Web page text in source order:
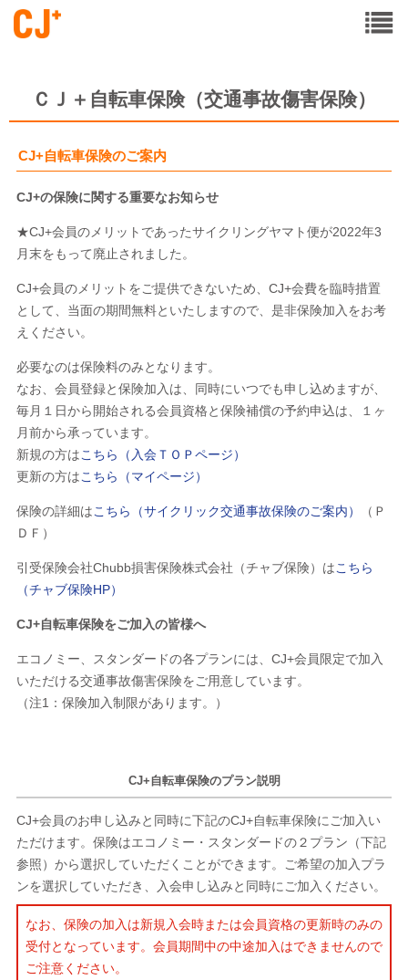
ＣＪ＋自転車保険（交通事故傷害保険）
CJ+自転車保険のご案内
CJ+の保険に関する重要なお知らせ
★CJ+会員のメリットであったサイクリングヤマト便が2022年3
月末をもって廃止されました。
CJ+会員のメリットをご提供できないため、CJ+会費を臨時措置
として、当面の期間無料といたしますので、是非保険加入をお考
えください。
必要なのは保険料のみとなります。
なお、会員登録と保険加入は、同時にいつでも申し込めますが、
毎月１日から開始される会員資格と保険補償の予約申込は、１ヶ
月前から承っています。
新規の方はこちら（入会ＴＯＰページ）
更新の方はこちら（マイページ）
保険の詳細はこちら（サイクリック交通事故保険のご案内）
（Ｐ
ＤＦ）
引受保険会社Chubb損害保険株式会社（チャブ保険）はこちら
（チャブ保険HP）
CJ+自転車保険をご加入の皆様へ
エコノミー、スタンダードの各プランには、CJ+会員限定で加入
いただける交通事故傷害保険をご用意しています。
（注1：保険加入制限があります。）
CJ+自転車保険のプラン説明
CJ+会員のお申し込みと同時に下記のCJ+自転車保険にご加入い
ただけます。保険はエコノミー・スタンダードの２プラン（下記
参照）から選択していただくことができます。ご希望の加入プラ
ンを選択していただき、入会申し込みと同時にご加入ください。
なお、保険の加入は新規入会時または会員資格の更新時のみの
受付となっています。会員期間中の中途加入はできませんので
ご注意ください。